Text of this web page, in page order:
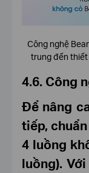
Công nghệ
trung đến thiết
4.6. Công
Để nâng
tiếp,
4 luồng
luồng).